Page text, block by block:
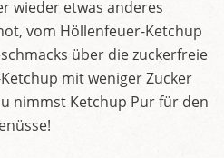
wieder etwas anderes
vom Höllenfeuer-Ketchup
über die zuckerfreie
mit weniger Zucker
nimmst Ketchup Pur für den